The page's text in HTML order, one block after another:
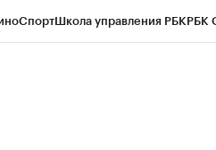
СпортШкола управления РБКРБК